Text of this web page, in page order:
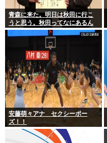
青森に来た。明日は秋田に行こ
うと思う。秋田ってなにあるん
だ？
安藤萌々アナ セクシーポー
ズ！！